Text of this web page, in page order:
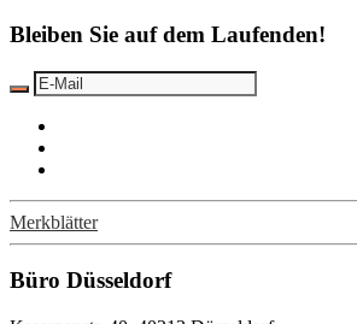
Bleiben Sie auf dem Laufenden!
Merkblätter
Büro Düsseldorf